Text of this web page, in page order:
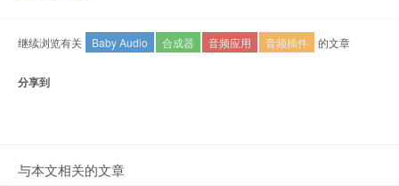
继续浏览有关 Baby Audio 合成器 音频应用 音频插件 的文章
分享到
与本文相关的文章